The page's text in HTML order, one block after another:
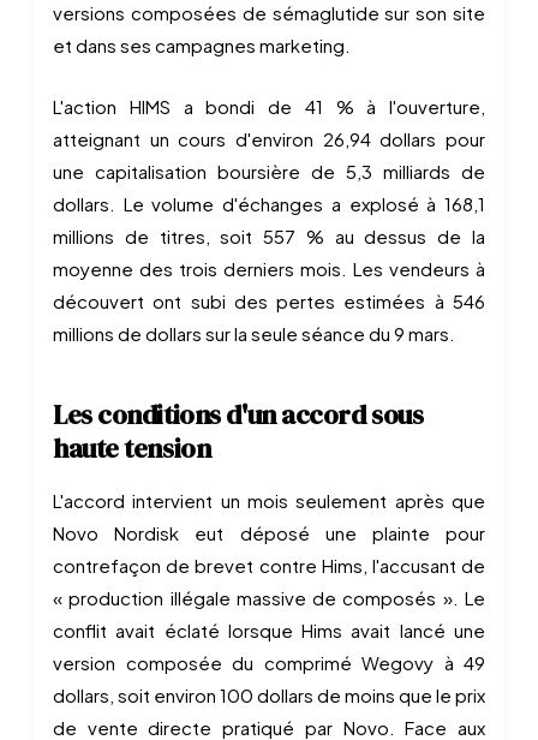
versions composées de sémaglutide sur son site
et dans ses campagnes marketing.
L'action HIMS a bondi de 41 % à l'ouverture,
atteignant un cours d'environ 26,94 dollars pour
une capitalisation boursière de 5,3 milliards de
dollars. Le volume d'échanges a explosé à 168,1
millions de titres, soit 557 % au dessus de la
moyenne des trois derniers mois. Les vendeurs à
découvert ont subi des pertes estimées à 546
millions de dollars sur la seule séance du 9 mars.
Les conditions d'un accord sous
haute tension
L'accord intervient un mois seulement après que
Novo Nordisk eut déposé une plainte pour
contrefaçon de brevet contre Hims, l'accusant de
« production illégale massive de composés ». Le
conflit avait éclaté lorsque Hims avait lancé une
version composée du comprimé Wegovy à 49
dollars, soit environ 100 dollars de moins que le prix
de vente directe pratiqué par Novo. Face aux